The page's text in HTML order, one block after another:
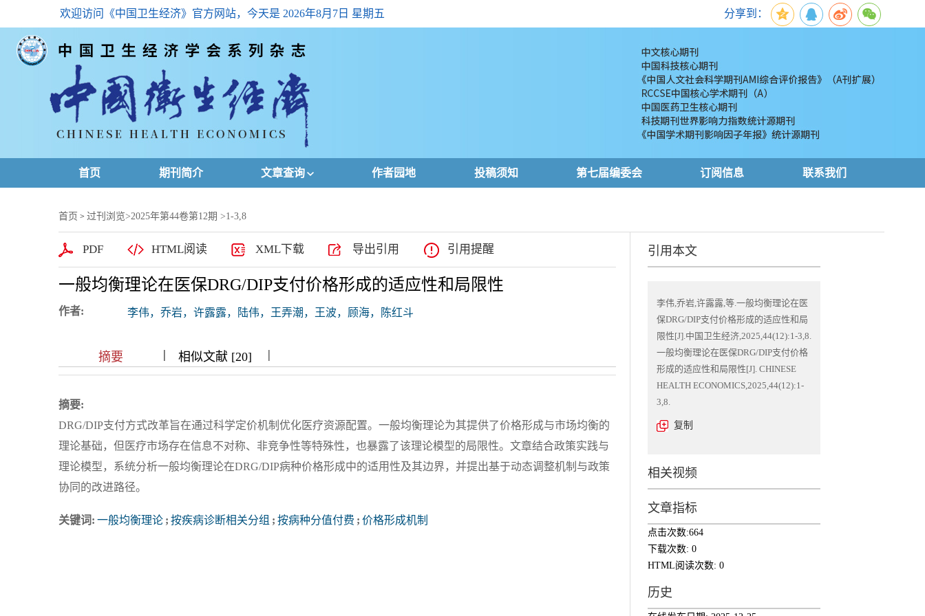
欢迎访问《中国卫生经济》官方网站，今天是 2026年8月7日 星期五 分享到：
首页 期刊简介 文章查询
高级查询
下载排名
浏览排名
作者园地 投稿须知 第七届编委会 订阅信息 联系我们
首页 > 过刊浏览>2025年第44卷第12期 >1-3,8
PDF HTML阅读 XML下载 导出引用 引用提醒
一般均衡理论在医保DRG/DIP支付价格形成的适应性和局限性
作者: 李伟，乔岩，许露露，陆伟，王弄潮，王波，顾海，陈红斗
摘要 |||| 相似文献 [20] |||
摘要:
DRG/DIP支付方式改革旨在通过科学定价机制优化医疗资源配置。一般均衡理论为其提供了价格形成与市场均衡的
理论基础，但医疗市场存在信息不对称、非竞争性等特殊性，也暴露了该理论模型的局限性。文章结合政策实践与
理论模型，系统分析一般均衡理论在DRG/DIP病种价格形成中的适用性及其边界，并提出基于动态调整机制与政策
协同的改进路径。
关键词: 一般均衡理论 ; 按疾病诊断相关分组 ; 按病种分值付费 ; 价格形成机制
引用本文
李伟,乔岩,许露露,等.一般均衡理论在医
保DRG/DIP支付价格形成的适应性和局
限性[J].中国卫生经济,2025,44(12):1-3,8.
一般均衡理论在医保DRG/DIP支付价格
形成的适应性和局限性[J]. CHINESE
HEALTH ECONOMICS,2025,44(12):1-
3,8.
复制
相关视频
文章指标
点击次数:664
下载次数: 0
HTML阅读次数: 0
历史